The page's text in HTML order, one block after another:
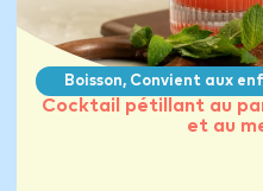
Boisson, Convient aux
Cocktail pétillant au
et au